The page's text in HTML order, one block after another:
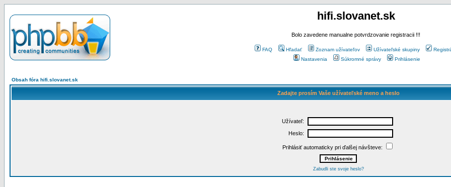
hifi.slovanet.sk
Bolo zavedene manualne potvrdzovanie registracii !!!
FAQ Hľadať Zoznam užívateľov Užívateľské skupiny
Nastavenia
Súkromné správy Prihlásenie
Obsah fóra hifi.slovanet.sk
Zadajte prosím Vaše užívateľské meno a heslo
Užívateľ:
Heslo:
Prihlásiť automaticky pri ďalšej návšteve:
Zabudli ste svoje heslo?